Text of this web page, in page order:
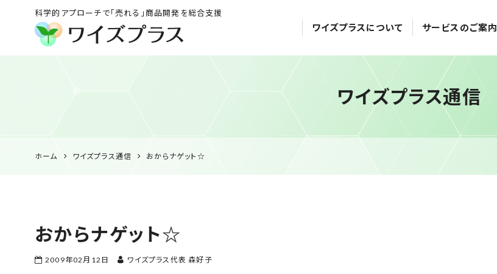
科学的アプローチで「売れる」商品開発を総合支援
HACCP衛生管理・食
品表示の専門コンサル
ワイズプラスについて サービスのご案内
ワイズプラス通信
ホーム ワイズプラス通信 おからナゲット☆
おからナゲット☆
2009年02月12日 ワイズプラス代表 森好子